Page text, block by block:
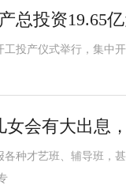
总投资19.65
投产仪式举行，集中
女会有大出息
种才艺班、辅导班，